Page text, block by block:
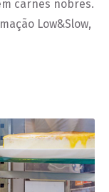
carnes nobres.
Low&Slow,